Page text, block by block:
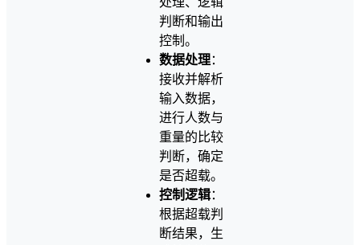
判断和输出
控制。
数据处理：
接收并解析
输入数据，
进行人数与
重量的比较
判断，确定
是否超载。
控制逻辑：
根据超载判
断结果，生